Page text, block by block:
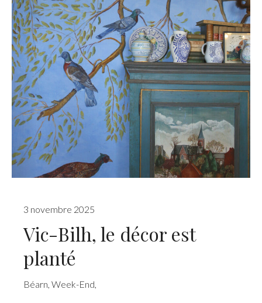
3 novembre 2025
Vic-Bilh, le décor est
planté
Béarn, Week-End,